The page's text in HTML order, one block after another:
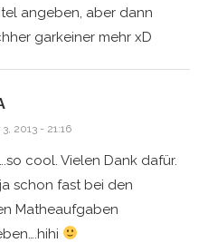
angeben, aber dann
garkeiner mehr xD
2013 - 21:16
cool. Vielen Dank dafür.
schon fast bei den
Matheaufgaben